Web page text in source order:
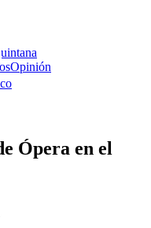
Opinión
Ópera en el